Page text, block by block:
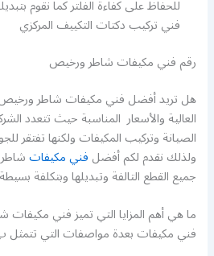
للحفاظ على كفاءة الفلتر كما نقوم
فني تركيب دكتات التكييف المركزي
رقم فني مكيفات شاطر ورخيص
هل تريد أفضل فني مكيفات شاطر
العالية والأسعار المناسبة حيث تتعدد
الصيانة وتركيب المكيفات ولكنها تفتقر
ولذلك نقدم لكم أفضلفني مكيفات
جميع القطع التالفة وتبديلها وبتكلفة
ما هي أهم المزايا التي تميز فني
فني مكيفات بعدة مواصفات التي تتمثل